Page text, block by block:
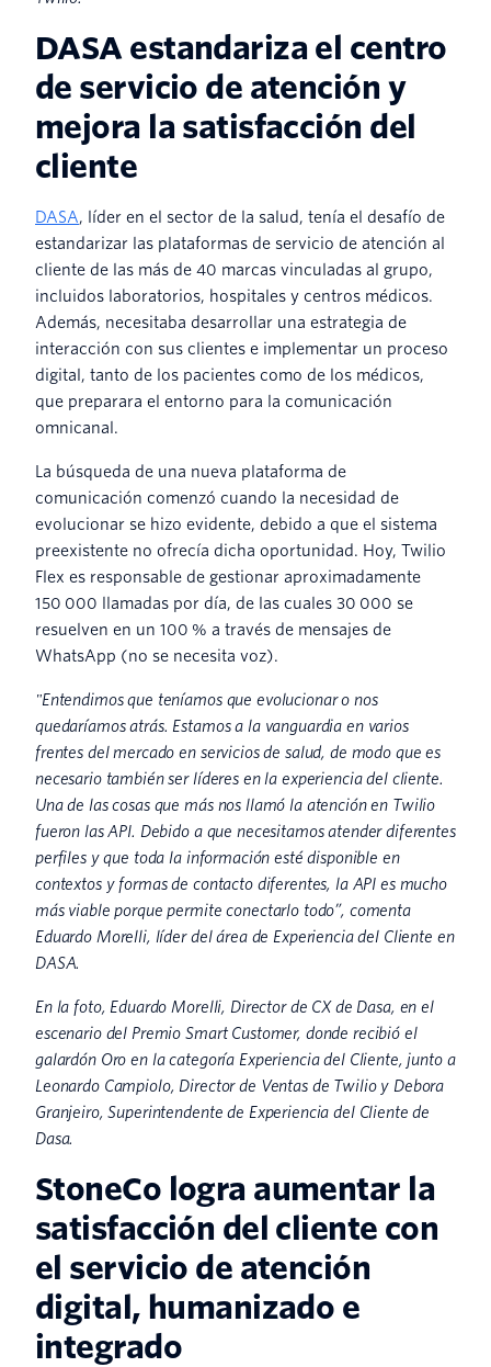
DASA estandariza el centro
de servicio de atención y
mejora la satisfacción del
cliente
DASA, líder en el sector de la salud, tenía el desafío de
estandarizar las plataformas de servicio de atención al
cliente de las más de 40 marcas vinculadas al grupo,
incluidos laboratorios, hospitales y centros médicos.
Además, necesitaba desarrollar una estrategia de
interacción con sus clientes e implementar un proceso
digital, tanto de los pacientes como de los médicos,
que preparara el entorno para la comunicación
omnicanal.
La búsqueda de una nueva plataforma de
comunicación comenzó cuando la necesidad de
evolucionar se hizo evidente, debido a que el sistema
preexistente no ofrecía dicha oportunidad. Hoy, Twilio
Flex es responsable de gestionar aproximadamente
150 000 llamadas por día, de las cuales 30 000 se
resuelven en un 100 % a través de mensajes de
WhatsApp (no se necesita voz).
"Entendimos que teníamos que evolucionar o nos
quedaríamos atrás. Estamos a la vanguardia en varios
frentes del mercado en servicios de salud, de modo que es
necesario también ser líderes en la experiencia del cliente.
Una de las cosas que más nos llamó la atención en Twilio
fueron las API. Debido a que necesitamos atender diferentes
perfiles y que toda la información esté disponible en
contextos y formas de contacto diferentes, la API es mucho
más viable porque permite conectarlo todo”, comenta
Eduardo Morelli, líder del área de Experiencia del Cliente en
DASA.
En la foto, Eduardo Morelli, Director de CX de Dasa, en el
escenario del Premio Smart Customer, donde recibió el
galardón Oro en la categoría Experiencia del Cliente, junto a
Leonardo Campiolo, Director de Ventas de Twilio y Debora
Granjeiro, Superintendente de Experiencia del Cliente de
Dasa.
StoneCo logra aumentar la
satisfacción del cliente con
el servicio de atención
digital, humanizado e
integrado